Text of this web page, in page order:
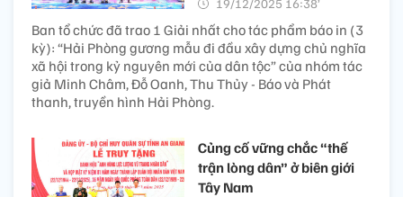
Ban tổ chức đã trao 1 Giải nhất cho tác phẩm báo in (3
kỳ): “Hải Phòng gương mẫu đi đầu xây dựng chủ nghĩa
xã hội trong kỷ nguyên mới của dân tộc” của nhóm tác
giả Minh Châm, Đỗ Oanh, Thu Thủy - Báo và Phát
thanh, truyền hình Hải Phòng.
Củng cố vững chắc “thế
trận lòng dân” ở biên giới
Tây Nam